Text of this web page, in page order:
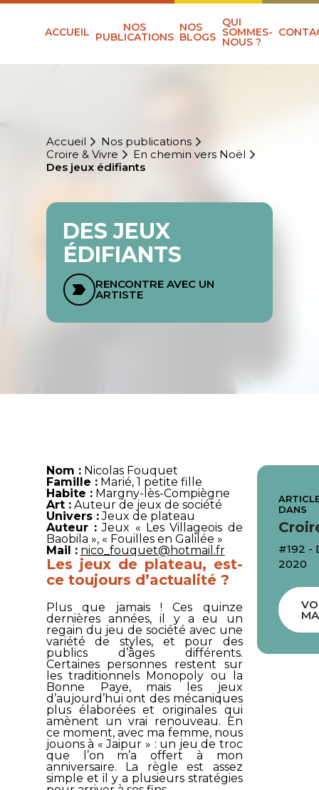
ACCUEIL NOS
PUBLICATIONS
NOS
BLOGS
QUI
SOMMES-
NOUS ?
Accueil
Nos publications
Croire & Vivre
En chemin vers Noël
Des jeux édifiants
DES JEUX
ÉDIFIANTS
RENCONTRE AVEC UN
ARTISTE
Nom :Nicolas Fouquet
Famille :Marié, 1 petite fille
Habite :Margny-lès-Compiègne
Art :Auteur de jeux de société
Univers :Jeux de plateau
Auteur : Jeux « Les Villageois de
Baobila », « Fouilles en Galilée »
Mail : nico_fouquet@hotmail.fr
Les jeux de plateau, est-
ce toujours d’actualité ?
Plus que jamais ! Ces quinze
dernières années, il y a eu un
regain du jeu de société avec une
variété de styles, et pour des
publics d’âges différents.
Certaines personnes restent sur
les traditionnels Monopoly ou
la
Bonne Paye, mais les jeux
d’aujourd’hui ont des mécaniques
plus élaborées et originales qui
amènent un vrai renouveau. En
ce moment, avec ma femme, nous
jouons à «Jaipur » : un jeu de troc
que l’on m’a offert à mon
anniversaire. La règle est assez
simple et il y a plusieurs stratégies
DANS
#192 -
2020